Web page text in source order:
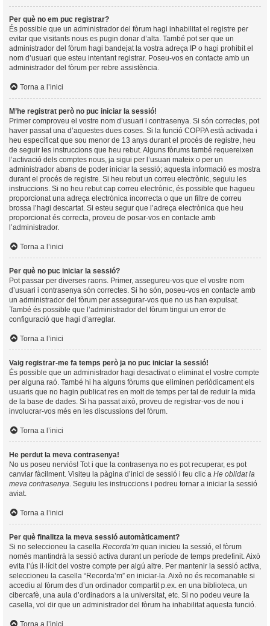
Per què no em puc registrar?
És possible que un administrador del fòrum hagi inhabilitat el registre per
evitar que visitants nous es pugin donar d’alta. També pot ser que un
administrador del fòrum hagi bandejat la vostra adreça IP o hagi prohibit el
nom d’usuari que esteu intentant registrar. Poseu-vos en contacte amb un
administrador del fòrum per rebre assistència.
Torna a l’inici
M’he registrat però no puc iniciar la sessió!
Primer comproveu el vostre nom d’usuari i contrasenya. Si són correctes, pot
haver passat una d’aquestes dues coses. Si la funció COPPA està activada i
heu especificat que sou menor de 13 anys durant el procés de registre, heu
de seguir les instruccions que heu rebut. Alguns fòrums també requereixen
l’activació dels comptes nous, ja sigui per l’usuari mateix o per un
administrador abans de poder iniciar la sessió; aquesta informació es mostra
durant el procés de registre. Si heu rebut un correu electrònic, seguiu les
instruccions. Si no heu rebut cap correu electrònic, és possible que hagueu
proporcionat una adreça electrònica incorrecta o que un filtre de correu
brossa l’hagi descartat. Si esteu segur que l’adreça electrònica que heu
proporcionat és correcta, proveu de posar-vos en contacte amb
l’administrador.
Torna a l’inici
Per què no puc iniciar la sessió?
Pot passar per diverses raons. Primer, assegureu-vos que el vostre nom
d’usuari i contrasenya són correctes. Si ho són, poseu-vos en contacte amb
un administrador del fòrum per assegurar-vos que no us han expulsat.
També és possible que l’administrador del fòrum tingui un error de
configuració que hagi d’arreglar.
Torna a l’inici
Vaig registrar-me fa temps però ja no puc iniciar la sessió!
És possible que un administrador hagi desactivat o eliminat el vostre compte
per alguna raó. També hi ha alguns fòrums que eliminen periòdicament els
usuaris que no hagin publicat res en molt de temps per tal de reduir la mida
de la base de dades. Si ha passat això, proveu de registrar-vos de nou i
involucrar-vos més en les discussions del fòrum.
Torna a l’inici
He perdut la meva contrasenya!
No us poseu nerviós! Tot i que la contrasenya no es pot recuperar, es pot
canviar fàcilment. Visiteu la pàgina d’inici de sessió i feu clic a He oblidat la
meva contrasenya. Seguiu les instruccions i podreu tornar a iniciar la sessió
aviat.
Torna a l’inici
Per què finalitza la meva sessió automàticament?
Si no seleccioneu la casella Recorda’m quan inicieu la sessió, el fòrum
només mantindrà la sessió activa durant un període de temps predefinit. Això
evita l’ús il·lícit del vostre compte per algú altre. Per mantenir la sessió activa,
seleccioneu la casella “Recorda’m” en iniciar-la. Això no és recomanable si
accediu al fòrum des d’un ordinador compartit p.ex. en una biblioteca, un
cibercafè, una aula d’ordinadors a la universitat, etc. Si no podeu veure la
casella, vol dir que un administrador del fòrum ha inhabilitat aquesta funció.
Torna a l’inici